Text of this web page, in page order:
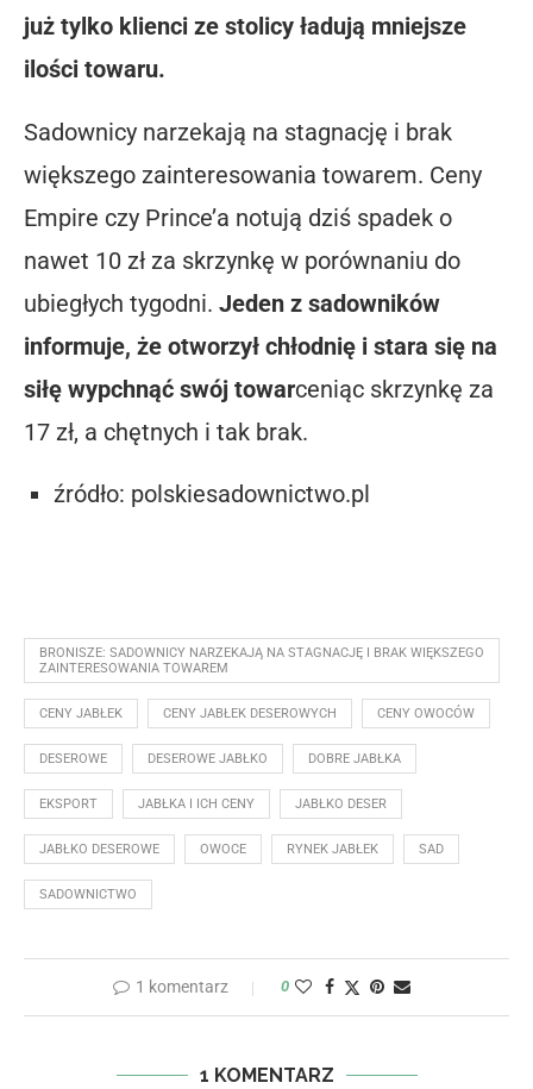
już tylko klienci ze stolicy ładują mniejsze
ilości towaru.
Sadownicy narzekają na stagnację i brak
większego zainteresowania towarem. Ceny
Empire czy Prince’a notują dziś spadek o
nawet 10 zł za skrzynkę w porównaniu do
ubiegłych tygodni. Jeden z sadowników
informuje, że otworzył chłodnię i stara się na
siłę wypchnąć swój towarceniąc skrzynkę za
17 zł, a chętnych i tak brak.
źródło: polskiesadownictwo.pl
BRONISZE: SADOWNICY NARZEKAJĄ NA STAGNACJĘ I BRAK WIĘKSZEGO
ZAINTERESOWANIA TOWAREM
CENY JABŁEK CENY JABŁEK DESEROWYCH CENY OWOCÓW
DESEROWE DESEROWE JABŁKO DOBRE JABŁKA
EKSPORT JABŁKA I ICH CENY JABŁKO DESER
JABŁKO DESEROWE OWOCE RYNEK JABŁEK SAD
SADOWNICTWO
1 komentarz 0
1 KOMENTARZ